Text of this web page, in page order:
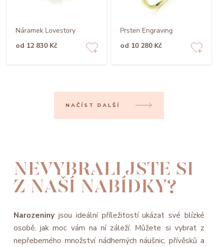
Náramek Lovestory
od 12 830 Kč
Prsten Engraving
od 10 280 Kč
NAČÍST DALŠÍ
NEVYBRALI JSTE SI
Z NAŠÍ NABÍDKY?
Narozeninyjsou ideální příležitostí ukázat své blízké
osobě, jak moc vám na ní záleží. Můžete si vybrat z
nepřeberného množství nádherných náušnic, přívěsků a